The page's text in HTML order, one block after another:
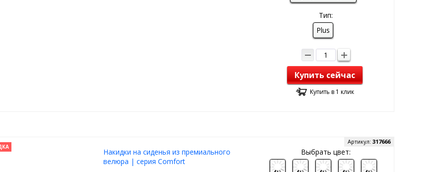
Тип:
Plus
Купить сейчас
Купить в 1 клик
Накидки на сиденья из премиального
велюра | серия Comfort
Артикул: 317666
Выбрать цвет: